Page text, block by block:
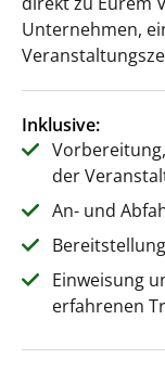
Unternehmen,
Inklusive:
der
An- und
Einweisung
erfahrenen